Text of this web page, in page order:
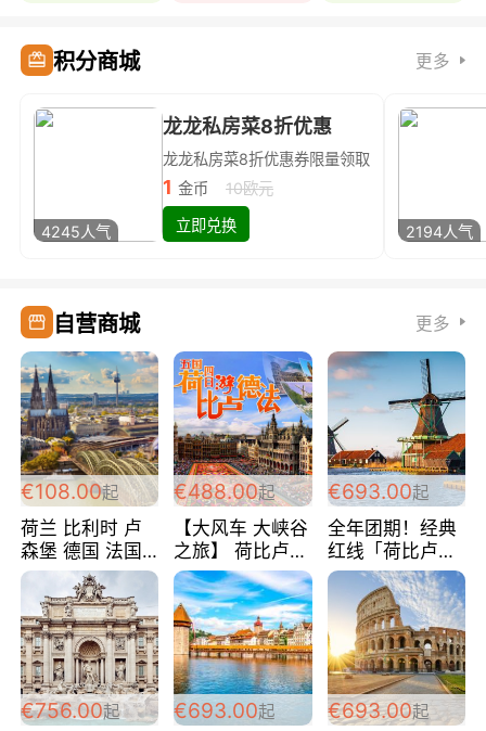
积分商城 更多
4245人气
龙龙私房菜8折优惠
龙龙私房菜8折优惠券限量领取
1 金币
10欧元
立即兑换
2194人气
自营商城 更多
€108.00起
荷兰 比利时 卢
森堡 德国 法国
超爽玩遍西欧 循
环线 全程四星宾
馆 108欧/人/天
€488.00起
【大风车 大峡谷
之旅】 荷比卢德
法 巴黎上下 经
典五国四日游
488欧/人
€693.00起
全年团期！经典
红线「荷比卢德
法」七天循环 五
国 仅售99欧/人/
天！巴黎上下！
包拼房~
€756.00起 €693.00起 €693.00起